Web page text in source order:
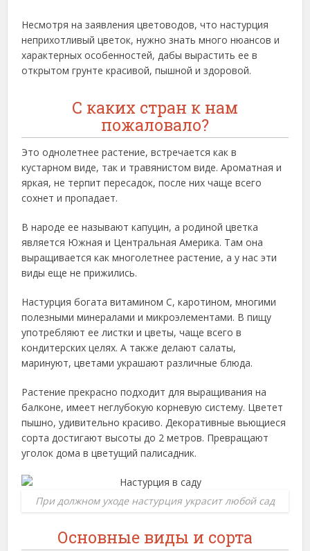
Несмотря на заявления цветоводов, что настурция
неприхотливый цветок, нужно знать много нюансов и
характерных особенностей, дабы вырастить ее в
открытом грунте красивой, пышной и здоровой.
С каких стран к нам
пожаловало?
Это однолетнее растение, встречается как в
кустарном виде, так и травянистом виде. Ароматная и
яркая, не терпит пересадок, после них чаще всего
сохнет и пропадает.
В народе ее называют капуцин, а родиной цветка
является Южная и Центральная Америка. Там она
выращивается как многолетнее растение, а у нас эти
виды еще не прижились.
Настурция богата витамином С, каротином, многими
полезными минералами и микроэлементами. В пищу
употребляют ее листки и цветы, чаще всего в
кондитерских целях. А также делают салаты,
маринуют, цветами украшают различные блюда.
Растение прекрасно подходит для выращивания на
балконе, имеет неглубокую корневую систему. Цветет
пышно, удивительно красиво. Декоративные вьющиеся
сорта достигают высоты до 2 метров. Превращают
уголок дома в цветущий палисадник.
При должном уходе настурция украсит любой сад
Основные виды и сорта